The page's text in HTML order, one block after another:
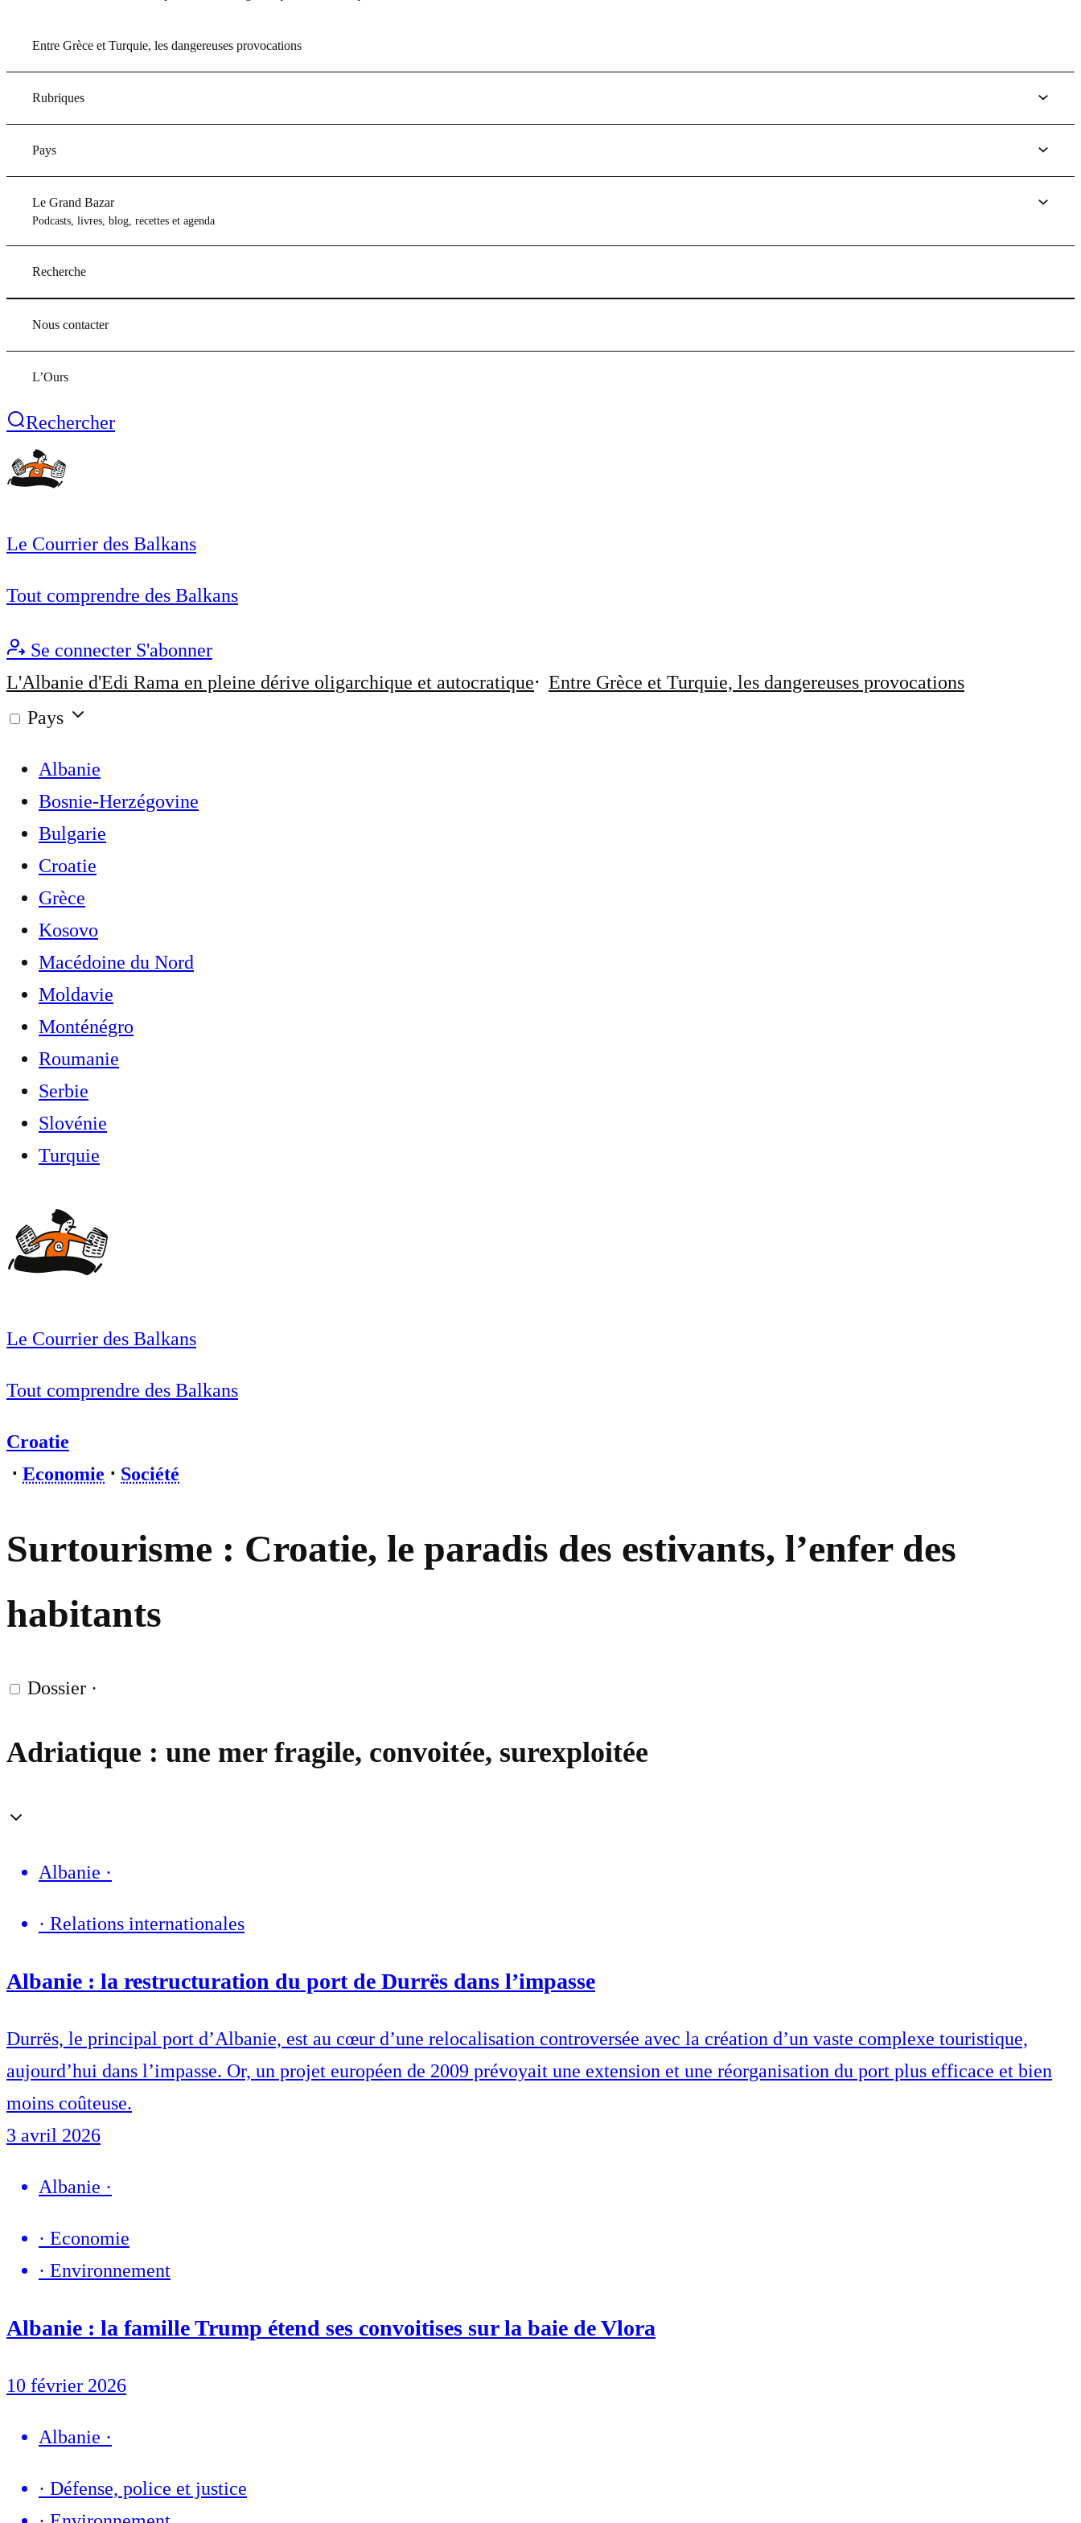
Entre Grèce et Turquie, les dangereuses provocations
Rubriques
Pays
Le Grand Bazar
Podcasts, livres, blog, recettes et agenda
Recherche
Nous contacter
L’Ours
Rechercher
Le Courrier des Balkans
Tout comprendre des Balkans
Se connecter S'abonner
L'Albanie d'Edi Rama en pleine dérive oligarchique et autocratique
Entre Grèce et Turquie, les dangereuses provocations
Pays
Albanie
Bosnie-Herzégovine
Bulgarie
Croatie
Grèce
Kosovo
Macédoine du Nord
Moldavie
Monténégro
Roumanie
Serbie
Slovénie
Turquie
Le Courrier des Balkans
Tout comprendre des Balkans
Croatie
⋅ Economie ⋅ Société
Surtourisme : Croatie, le paradis des estivants, l’enfer des
habitants
Dossier ·
Adriatique : une mer fragile, convoitée, surexploitée
Albanie ·
· Relations internationales
Albanie : la restructuration du port de Durrës dans l’impasse
Durrës, le principal port d’Albanie, est au cœur d’une relocalisation controversée avec la création d’un vaste complexe touristique,
aujourd’hui dans l’impasse. Or, un projet européen de 2009 prévoyait une extension et une réorganisation du port plus efficace et bien
moins coûteuse.
3 avril 2026
Albanie ·
· Economie
· Environnement
Albanie : la famille Trump étend ses convoitises sur la baie de Vlora
10 février 2026
Albanie ·
· Défense, police et justice